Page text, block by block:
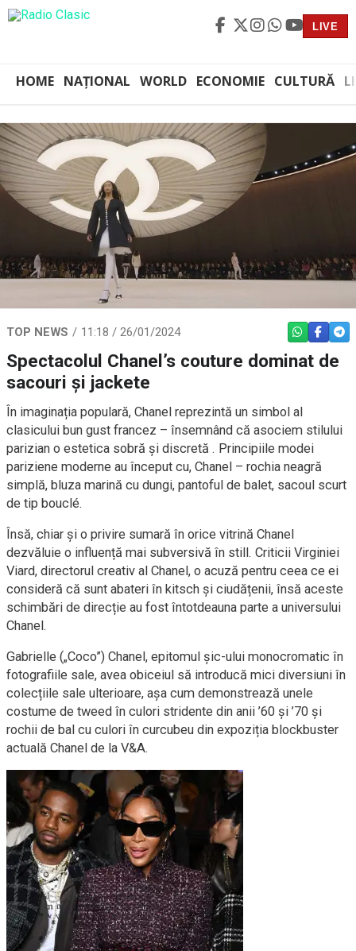
LIVE
HOME NAȚIONAL WORLD ECONOMIE CULTURĂ
TOP NEWS 11:18 / 26/01/2024 WHATSAPP
Spectacolul Chanel’s couture dominat de
sacouri și jackete
În imaginația populară, Chanel reprezintă un simbol al
clasicului bun gust francez – însemnând că asociem stilului
parizian o estetica sobră și discretă . Principiile modei
pariziene moderne au început cu, Chanel – rochia neagră
simplă, bluza marină cu dungi, pantoful de balet, sacoul scurt
de tip bouclé.
Însă, chiar și o privire sumară în orice vitrină Chanel
dezvăluie o influență mai subversivă în still. Criticii Virginiei
Viard, directorul creativ al Chanel, o acuză pentru ceea ce ei
consideră că sunt abateri în kitsch și ciudățenii, însă aceste
schimbări de direcție au fost întotdeauna parte a universului
Chanel.
Gabrielle („Coco”) Chanel, epitomul șic-ului monocromatic în
fotografiile sale, avea obiceiul să introducă mici diversiuni în
colecțiile sale ulterioare, așa cum demonstrează unele
costume de tweed în culori stridente din anii ’60 și ’70 și
rochii de bal cu culori în curcubeu din expoziția blockbuster
actuală Chanel de la V&A.